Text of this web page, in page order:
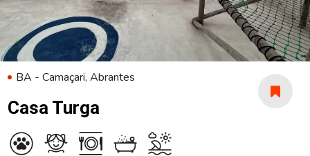
BA - Camaçari, Abrantes
Casa Turga